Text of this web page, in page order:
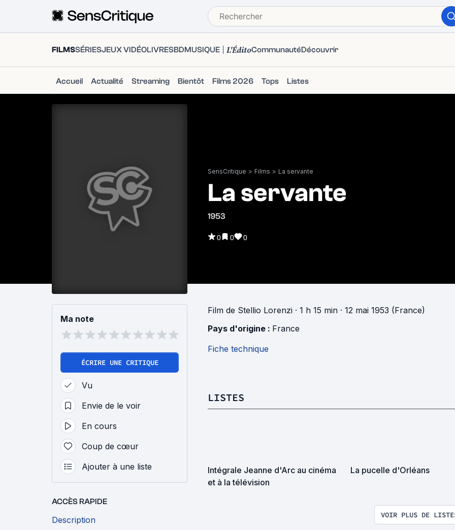
FILMSSÉRIESJEUX VIDÉOLIVRESBDMUSIQUE L'ÉditoCommunautéDécouvrir
Accueil Actualité Streaming Bientôt Films 2026 Tops Listes
SensCritique > Films > La servante
La servante
1953
0 0 0
Ma note
ÉCRIRE UNE CRITIQUE
Vu
Envie de le voir
En cours
Coup de cœur
Ajouter à une liste
ACCÈS RAPIDE
Description
Film de Stellio Lorenzi · 1 h 15 min · 12 mai 1953 (France)
Pays d'origine : France
Fiche technique
LISTES
Intégrale Jeanne d'Arc au cinéma
et à la télévision
La pucelle d'Orléans
VOIR PLUS DE